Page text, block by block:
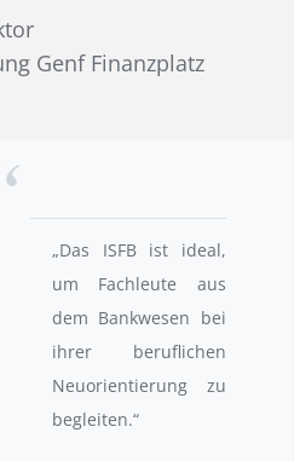
Genf Finanzplatz
„Das ISFB ist ideal,
um Fachleute aus
dem Bankwesen bei
ihrer beruflichen
Neuorientierung zu
begleiten.“